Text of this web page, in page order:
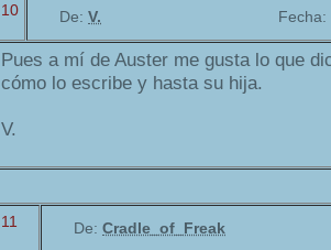
10 De: V. Fecha:
Pues a mí de Auster me gusta lo que
cómo lo escribe y hasta su hija.
V.
11 De: Cradle_of_Freak